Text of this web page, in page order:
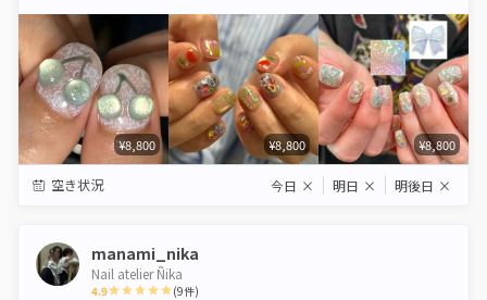
¥8,800 ¥8,800 ¥8,800
空き状況 今日 × 明日 × 明後日 ×
manami_nika
Nail atelier Ñika
4.9 (9件)